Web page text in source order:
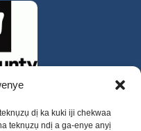
dị ka kuki iji chekwaa
teknụzụ ndị a ga-enye anyị